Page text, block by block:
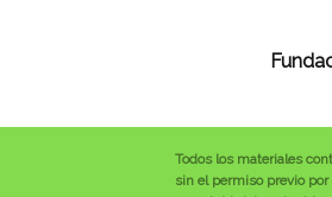
Todos los materiales
sin el permiso previo